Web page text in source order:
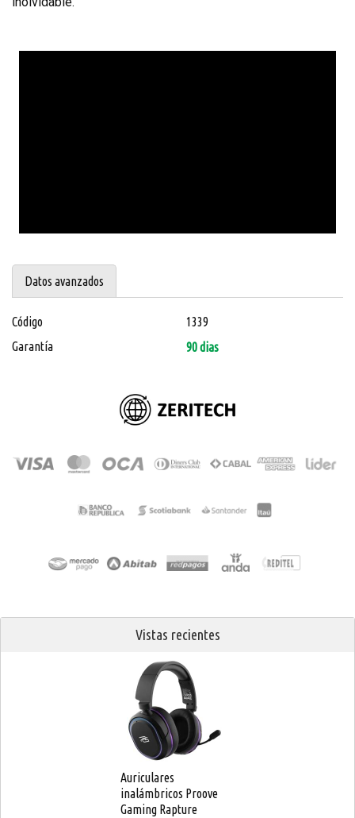
Datos avanzados
Código
1339
Garantía
90 dias
Vistas recientes
Auriculares
inalámbricos Proove
Gaming Rapture